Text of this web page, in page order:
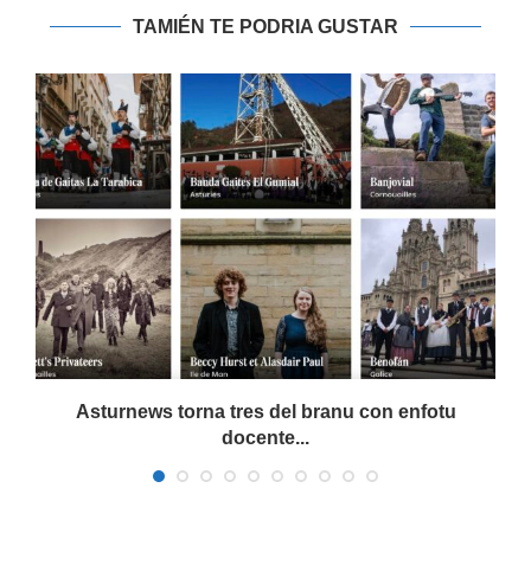
TAMIÉN TE PODRIA GUSTAR
Asturnews torna tres del branu con enfotu
docente...